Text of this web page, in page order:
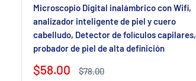
Microscopio Digital inalámbrico con Wifi,
analizador inteligente de piel y cuero
cabelludo, Detector de folículos capilares,
probador de piel de alta definición
Precio
$58.00
Precio
$78.00